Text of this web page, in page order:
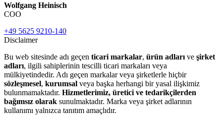
Wolfgang Heinisch
COO
+49 5625 9210-140
Disclaimer
Bu web sitesinde adı geçen ticari markalar, ürün adları ve şirket
adları, ilgili sahiplerinin tescilli ticari markaları veya
mülkiyetindedir. Adı geçen markalar veya şirketlerle hiçbir
sözleşmesel, kurumsal veya başka herhangi bir yasal ilişkimiz
bulunmamaktadır. Hizmetlerimiz, üretici ve tedarikçilerden
bağımsız olarak sunulmaktadır. Marka veya şirket adlarının
kullanımı yalnızca tanıtım amaçlıdır.